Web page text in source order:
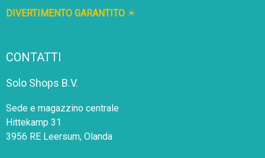
DIVERTIMENTO GARANTITO ☀
CONTATTI
Solo Shops B.V.
Sede e magazzino centrale
Hittekamp 31
3956 RE Leersum, Olanda